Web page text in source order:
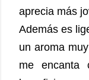
aprecia más
Además es
un aroma
me encanta